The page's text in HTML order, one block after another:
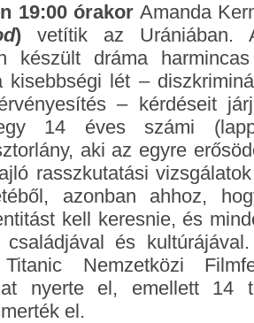
19:00 órakor Amanda
) vetítik az Urániában.
készült dráma
kisebbségi lét –
– kérdéseit
14 éves számi
aki az egyre
rasszkutatási
azonban ahhoz,
kell keresnie, és
családjával és
Nemzetközi
nyerte el, emellett 14
el.